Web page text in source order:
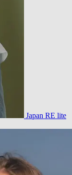
Japan RE lite